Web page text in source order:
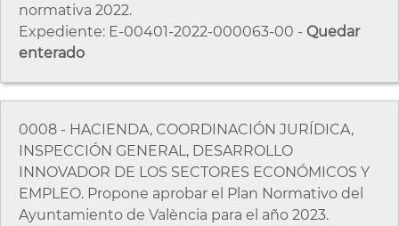
normativa 2022.
Expediente: E-00401-2022-000063-00 - Quedar
enterado
0008 - HACIENDA, COORDINACIÓN JURÍDICA,
INSPECCIÓN GENERAL, DESARROLLO
INNOVADOR DE LOS SECTORES ECONÓMICOS Y
EMPLEO. Propone aprobar el Plan Normativo del
Ayuntamiento de València para el año 2023.